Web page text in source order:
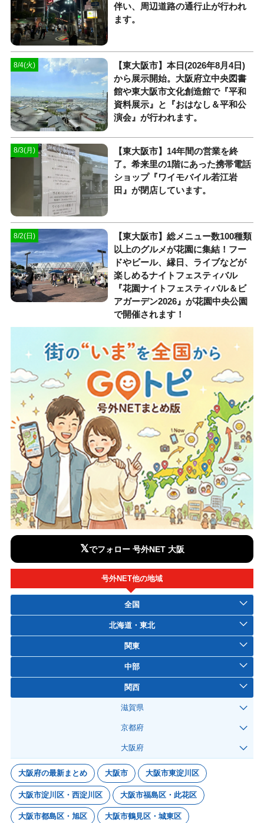
伴い、周辺道路の通行止が行われ
ます。
8/4(火)
【東大阪市】本日(2026年8月4日)
から展示開始。大阪府立中央図書
館や東大阪市文化創造館で『平和
資料展示』と『おはなし＆平和公
演会』が行われます。
8/3(月)
【東大阪市】14年間の営業を終
了。希来里の1階にあった携帯電話
ショップ『ワイモバイル若江岩
田』が閉店しています。
8/2(日)
【東大阪市】総メニュー数100種類
以上のグルメが花園に集結！フー
ドやビール、縁日、ライブなどが
楽しめるナイトフェスティバル
『花園ナイトフェスティバル＆ビ
アガーデン2026』が花園中央公園
で開催されます！
𝕏でフォロー 号外NET 大阪
号外NET他の地域
全国
北海道・東北
関東
中部
関西
滋賀県
京都府
大阪府
大阪府の最新まとめ 大阪市 大阪市東淀川区
大阪市淀川区・西淀川区 大阪市福島区・此花区
大阪市都島区・旭区 大阪市鶴見区・城東区